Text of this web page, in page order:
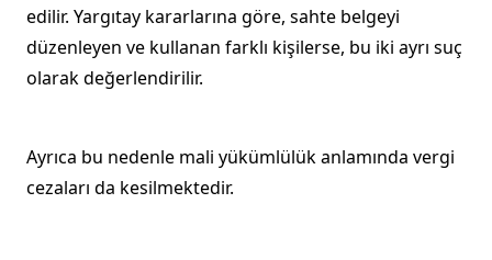
edilir. Yargıtay kararlarına göre, sahte belgeyi
düzenleyen ve kullanan farklı kişilerse, bu iki ayrı suç
olarak değerlendirilir.
Ayrıca bu nedenle mali yükümlülük anlamında vergi
cezaları da kesilmektedir.